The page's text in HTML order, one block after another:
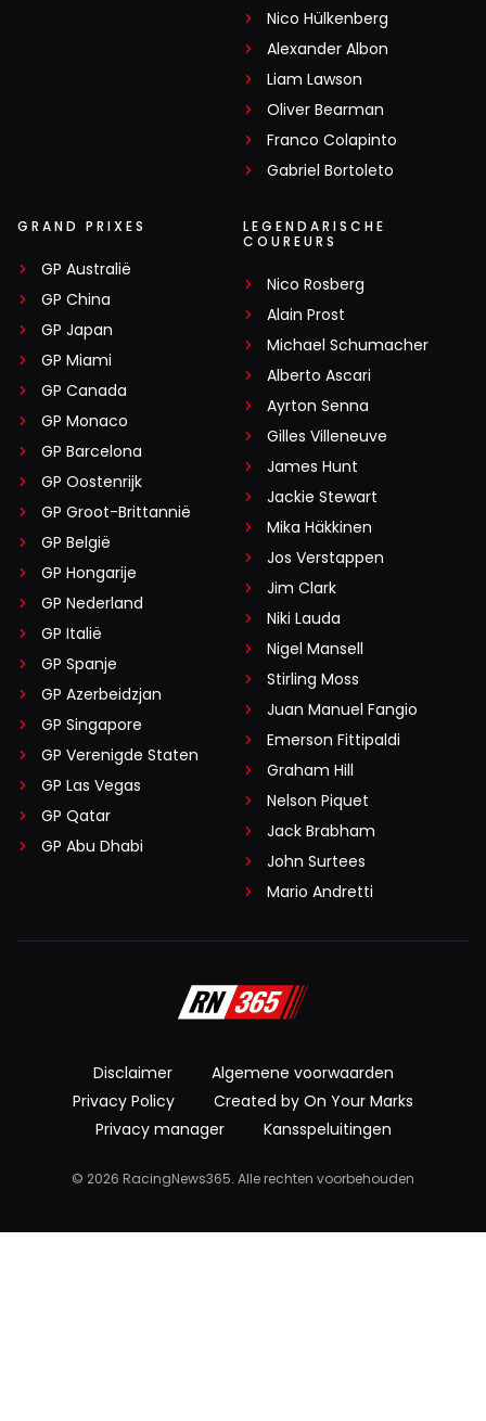
Nico Hülkenberg
Alexander Albon
Liam Lawson
Oliver Bearman
Franco Colapinto
Gabriel Bortoleto
GRAND PRIXES
GP Australië
GP China
GP Japan
GP Miami
GP Canada
GP Monaco
GP Barcelona
GP Oostenrijk
GP Groot-Brittannië
GP België
GP Hongarije
GP Nederland
GP Italië
GP Spanje
GP Azerbeidzjan
GP Singapore
GP Verenigde Staten
GP Las Vegas
GP Qatar
GP Abu Dhabi
LEGENDARISCHE
COUREURS
Nico Rosberg
Alain Prost
Michael Schumacher
Alberto Ascari
Ayrton Senna
Gilles Villeneuve
James Hunt
Jackie Stewart
Mika Häkkinen
Jos Verstappen
Jim Clark
Niki Lauda
Nigel Mansell
Stirling Moss
Juan Manuel Fangio
Emerson Fittipaldi
Graham Hill
Nelson Piquet
Jack Brabham
John Surtees
Mario Andretti
Disclaimer
Algemene voorwaarden
Privacy Policy
Created by On Your Marks
Privacy manager
Kansspeluitingen
© 2026 RacingNews365. Alle rechten voorbehouden